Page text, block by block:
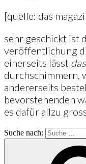
[quelle: das
sehr geschickt ist
veröffentlichung
einerseits lässt
durchschimmern,
andererseits
bevorstehenden
es dafür allzu
Suche nach: